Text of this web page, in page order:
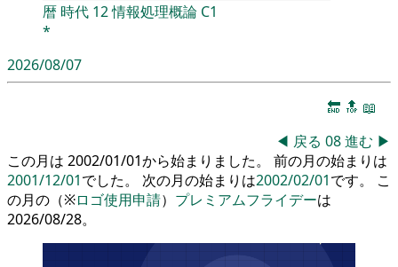
暦 時代 12情報処理概論 C1
*
2026/08/07
🔚 🔝 📖
◀ 戻る 08進む ▶
この月は 2002/01/01から始まりました。 前の月の始まりは
2001/12/01でした。 次の月の始まりは2002/02/01です。 こ
の月の（※ロゴ使用申請） プレミアムフライデーは
2026/08/28。